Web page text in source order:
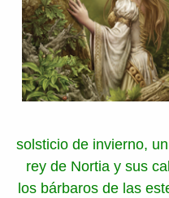
solsticio de invierno,
rey de Nortia y sus
los bárbaros de las